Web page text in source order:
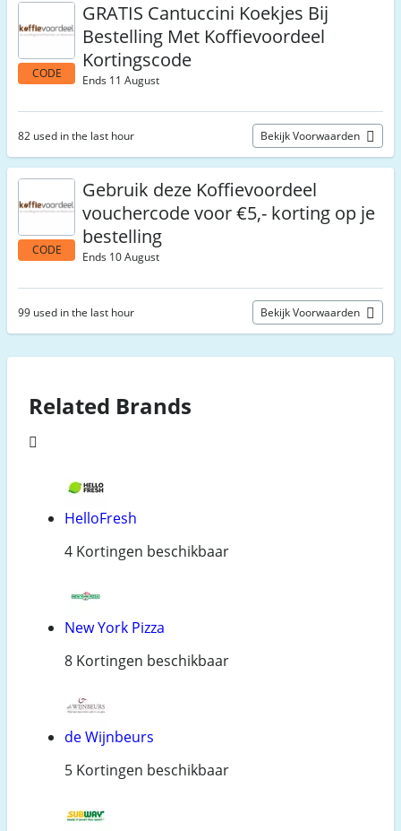
CODE
GRATIS Cantuccini Koekjes Bij
Bestelling Met Koffievoordeel
Kortingscode
Ends 11 August
82 used in the last hour Bekijk Voorwaarden
CODE
Gebruik deze Koffievoordeel
vouchercode voor €5,- korting op je
bestelling
Ends 10 August
99 used in the last hour Bekijk Voorwaarden
Related Brands
HelloFresh
4 Kortingen beschikbaar
New York Pizza
8 Kortingen beschikbaar
de Wijnbeurs
5 Kortingen beschikbaar